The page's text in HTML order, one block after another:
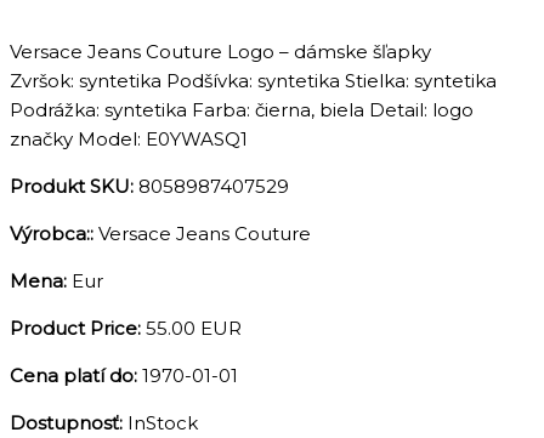
Versace Jeans Couture Logo – dámske šľapky
Zvršok: syntetika Podšívka: syntetika Stielka: syntetika
Podrážka: syntetika Farba: čierna, biela Detail: logo
značky Model: E0YWASQ1
Produkt SKU: 8058987407529
Výrobca:: Versace Jeans Couture
Mena: Eur
Product Price: 55.00 EUR
Cena platí do: 1970-01-01
Dostupnosť: InStock